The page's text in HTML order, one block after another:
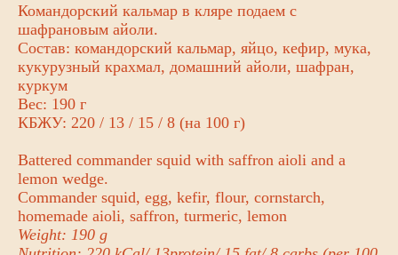
Командорский кальмар в кляре подаем с
шафрановым айоли.
Состав: командорский кальмар, яйцо, кефир, мука,
кукурузный крахмал, домашний айоли, шафран,
куркум
Вес: 190 г
КБЖУ: 220 / 13 / 15 / 8 (на 100 г)
Battered commander squid with saffron aioli and a
lemon wedge.
Commander squid, egg, kefir, flour, cornstarch,
homemade aioli, saffron, turmeric, lemon
Weight: 190 g